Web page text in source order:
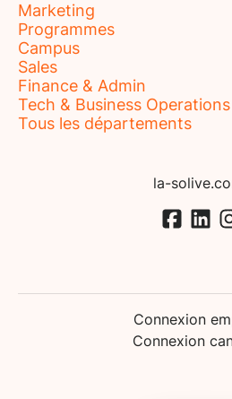
Marketing
Programmes
Campus
Sales
Finance & Admin
Tech & Business Operations
Tous les départements
la-
Connexion
Connexion